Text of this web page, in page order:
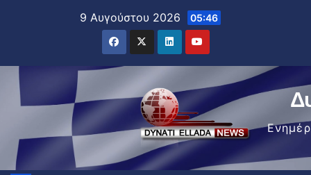
9 Αυγούστου 2026 05:46